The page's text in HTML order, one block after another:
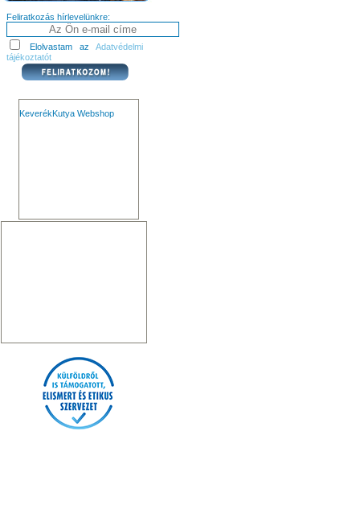
Feliratkozás hírlevelünkre:
Elolvastam az Adatvédelmi
tájékoztatót
KeverékKutya Webshop